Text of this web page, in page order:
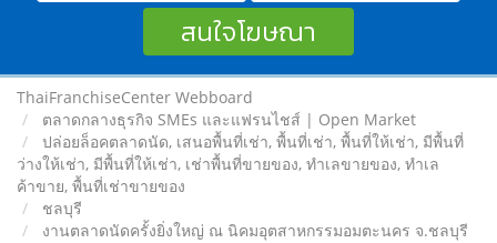
สนใจโฆษณา
ThaiFranchiseCenter Webboard
ตลาดกลางธุรกิจ SMEs และแฟรนไชส์ | Open Market
ปล่อยล็อคตลาดนัด, เสนอพื้นที่เช่า, พื้นที่เช่า, พื้นที่ให้เช่า, มีพื้นที่
ว่างให้เช่า, มีพื้นที่ให้เช่า, เช่าพื้นที่ขายของ, ทําเลขายของ, ทำเล
ค้าขาย, พื้นที่เช่าขายของ
ชลบุรี
งานตลาดนัดครั้งยิ่งใหญ่ ณ นิคมอุตสาหกรรมอมตะนคร จ.ชลบุรี